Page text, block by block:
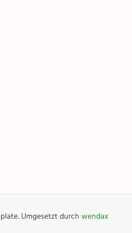
Umgesetzt durch wendax
Rägabogä
& Sakramente
Aktuelles
Fotogalerie
Links